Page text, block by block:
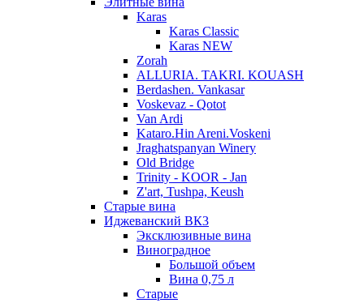
Karas
Karas Classic
Karas NEW
Zorah
ALLURIA. TAKRI. KOUASH
Berdashen. Vankasar
Voskevaz - Qotot
Van Ardi
Kataro.Hin Areni.Voskeni
Jraghatspanyan Winery
Old Bridge
Trinity - KOOR - Jan
Z'art, Tushpa, Keush
Старые вина
Иджеванский ВК3
Эксклюзивные вина
Виноградное
Большой объем
Вина 0,75 л
Старые